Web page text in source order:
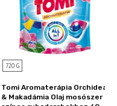
720 G
Tomi Aromaterápia Orchidea
& Makadámia Olaj mosószer